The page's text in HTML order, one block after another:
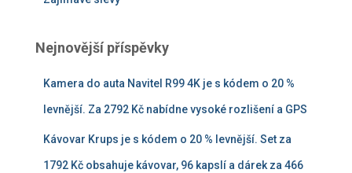
Nejnovější příspěvky
Kamera do auta Navitel R99 4K je s kódem o 20 %
levnější. Za 2792 Kč nabídne vysoké rozlišení a GPS
Kávovar Krups je s kódem o 20 % levnější. Set za
1792 Kč obsahuje kávovar, 96 kapslí a dárek za 466